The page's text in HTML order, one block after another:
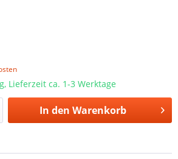
Lieferzeit ca. 1-3 Werktage
In den Warenkorb